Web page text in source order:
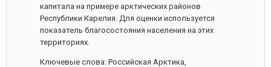
капитала на примере арктических районов
Республики Карелия. Для оценки используется
показатель благосостояния населения на этих
территориях.
Ключевые слова: Российская Арктика,